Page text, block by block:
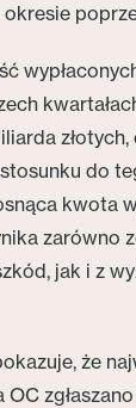
do
kwota
zarówno
jak i z
że
OC